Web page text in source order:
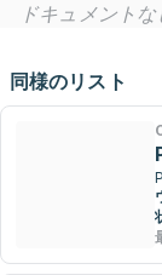
ドキュメントな
同様のリスト